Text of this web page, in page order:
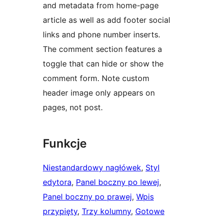
and metadata from home-page
article as well as add footer social
links and phone number inserts.
The comment section features a
toggle that can hide or show the
comment form. Note custom
header image only appears on
pages, not post.
Funkcje
Niestandardowy nagłówek, Styl
edytora, Panel boczny po lewej
Panel boczny po prawej, Wpis
przypięty, Trzy kolumny, Gotowe